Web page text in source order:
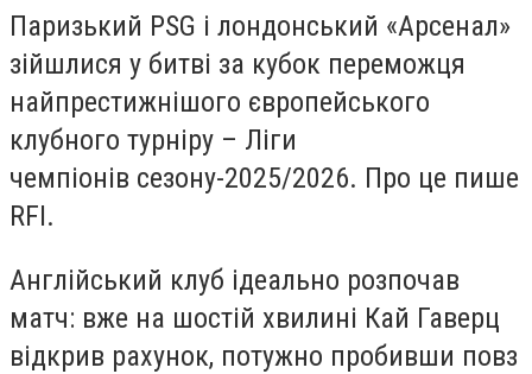
Паризький PSG і лондонський «Арсенал»
зійшлися у битві за кубок переможця
найпрестижнішого європейського
клубного турніру – Ліги
чемпіонів сезону-2025/2026. Про це пише
RFI.
Англійський клуб ідеально розпочав
матч: вже на шостій хвилині Кай Гаверц
відкрив рахунок, потужно пробивши повз